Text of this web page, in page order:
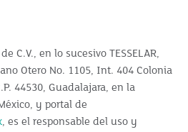
C.V., en lo sucesivo TESSELAR,
Otero No. 1105, Int. 404 Colonia
44530, Guadalajara, en la
y portal de
, es el responsable del uso y